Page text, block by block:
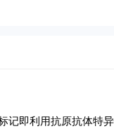
记即利用抗原抗体特